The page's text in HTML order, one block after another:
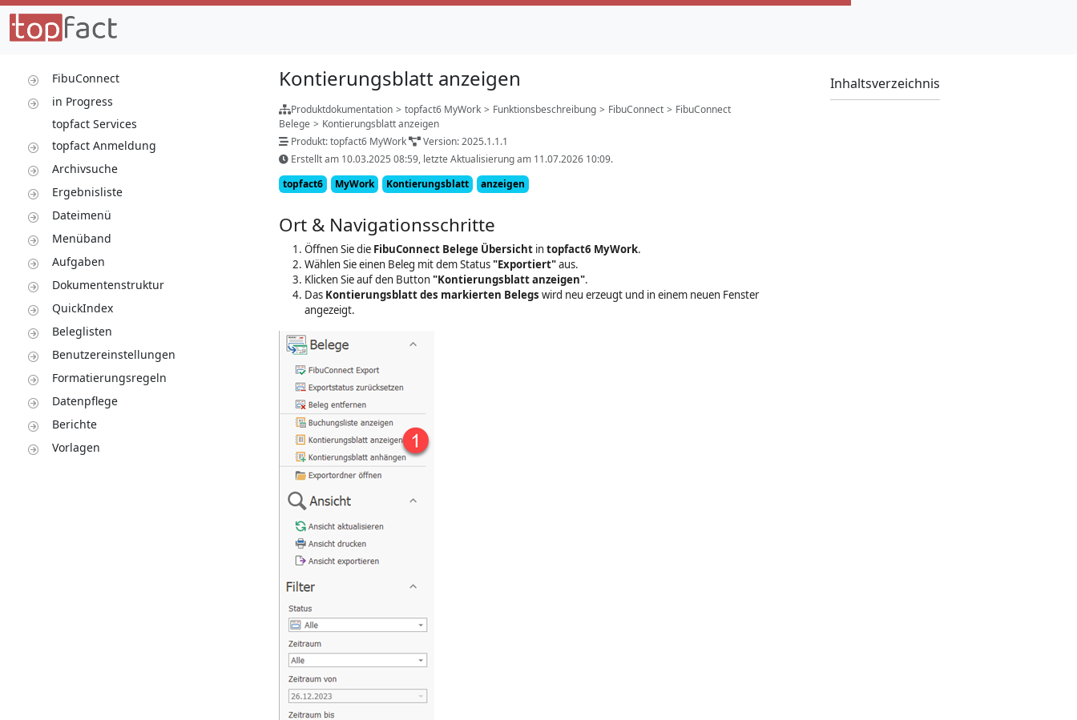
FibuConnect
in Progress
topfact Services
topfact Anmeldung
Archivsuche
Ergebnisliste
Dateimenü
Menüband
Aufgaben
Dokumentenstruktur
QuickIndex
Beleglisten
Benutzereinstellungen
Formatierungsregeln
Datenpflege
Berichte
Vorlagen
Kontierungsblatt anzeigen
Produktdokumentation > topfact6 MyWork > Funktionsbeschreibung > FibuConnect > FibuConnect
Belege > Kontierungsblatt anzeigen
Produkt: topfact6 MyWork
Version: 2025.1.1.1
Erstellt am 10.03.2025 08:59, letzte Aktualisierung am 11.07.2026 10:09.
topfact6
MyWork Kontierungsblatt anzeigen
Ort & Navigationsschritte
Öffnen Sie die FibuConnect Belege Übersicht in topfact6 MyWork.
Wählen Sie einen Beleg mit dem Status "Exportiert"aus.
Klicken Sie auf den Button "Kontierungsblatt anzeigen".
Das Kontierungsblatt des markierten Belegs wird neu erzeugt und in einem neuen Fenster
angezeigt.
Inhaltsverzeichnis